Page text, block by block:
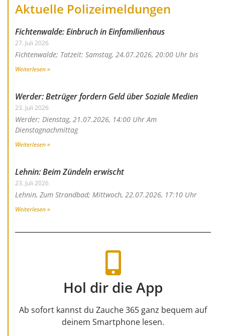
Aktuelle Polizeimeldungen
Fichtenwalde: Einbruch in Einfamilienhaus
27. Juli 2026
Fichtenwalde; Tatzeit: Samstag, 24.07.2026, 20:00 Uhr bis
Weiterlesen »
Werder: Betrüger fordern Geld über Soziale Medien
23. Juli 2026
Werder; Dienstag, 21.07.2026, 14:00 Uhr Am
Dienstagnachmittag
Weiterlesen »
Lehnin: Beim Zündeln erwischt
23. Juli 2026
Lehnin, Zum Strandbad; Mittwoch, 22.07.2026, 17:10 Uhr
Weiterlesen »
Hol dir die App
Ab sofort kannst du Zauche 365 ganz bequem auf
deinem Smartphone lesen.